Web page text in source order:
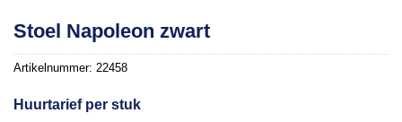
Stoel Napoleon zwart
Artikelnummer: 22458
Huurtarief per stuk